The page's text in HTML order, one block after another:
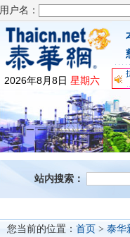
用户名：
2026年8月8日 星期六
站内搜索：
您当前的位置： 首页 > 泰华